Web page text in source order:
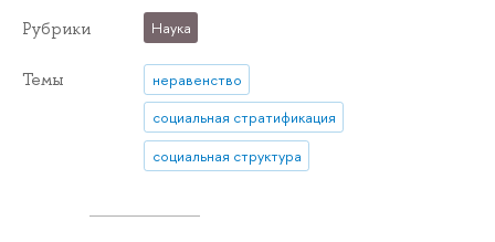
Рубрики Наука
Темы
неравенство
социальная стратификация
социальная структура